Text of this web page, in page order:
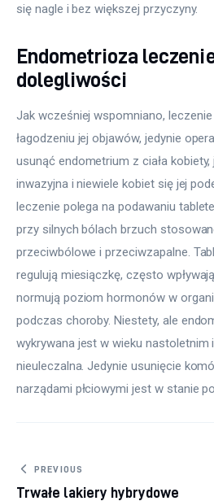
się nagle i bez większej przyczyny.
Endometrioza
dolegliwości
Jak wcześniej wspomniano,
łagodzeniu jej objawów, jedynie
usunąć endometrium z ciała
inwazyjna i niewiele kobiet się jej
leczenie polega na podawaniu
przy silnych bólach brzuch
przeciwbólowe i przeciwzapalne.
regulują miesiączkę, często
normują poziom hormonów w
podczas choroby. Niestety, ale
wykrywana jest w wieku nastoletnim
nieuleczalna. Jedynie usunięcie
narządami płciowymi jest w stanie
Nawigacja wpisu
PREVIOUS
Trwałe lakiery hybrydowe